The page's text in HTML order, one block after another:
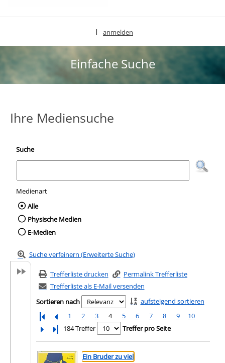
anmelden
Einfache Suche
Ihre Mediensuche
Suche
Medienart
Wählen Sie die Medienart nach der Sie
Alle
Physische Medien
E-Medien
Suche verfeinern (Erweiterte Suche)
Trefferliste drucken
Permalink Trefferliste
Trefferliste als E-Mail versenden
Sortieren nach
aufsteigend sortieren
1
2 3 4 5 6 7 8 9
10
Letzte Seite
184 Treffer Treffer pro Seite
Suchergebnis
Zu den Suchfiltern springen
Ein Bruder zu viel